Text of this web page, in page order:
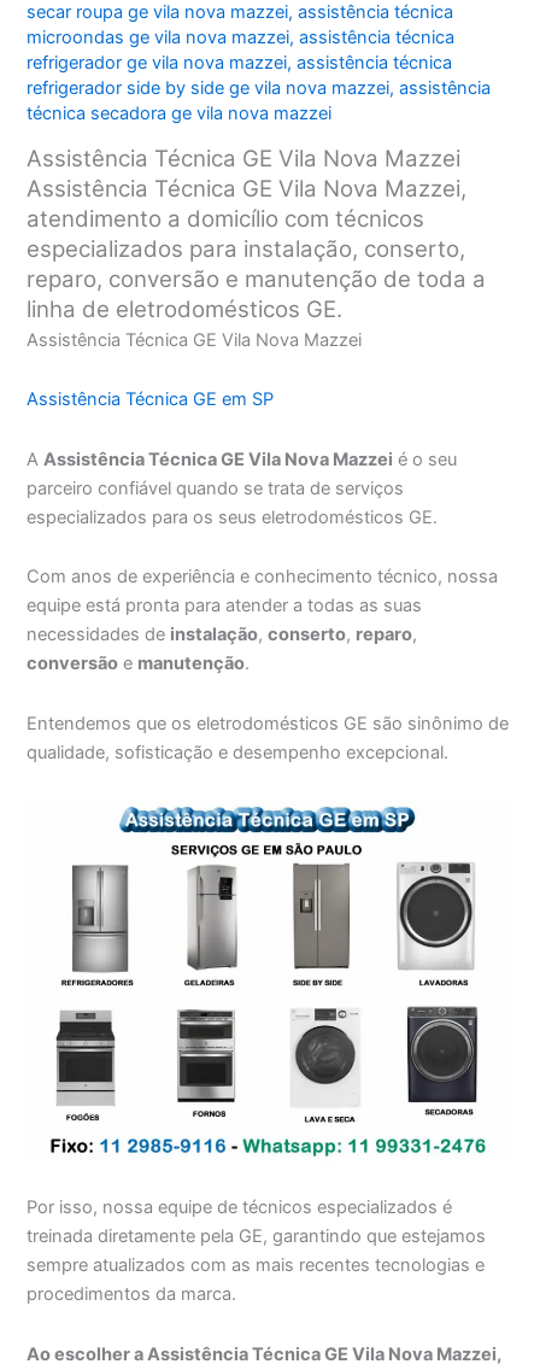
secar roupa ge vila nova mazzei,assistência técnica
microondas ge vila nova mazzei,assistência técnica
refrigerador ge vila nova mazzei,assistência técnica
refrigerador side by side ge vila nova mazzei,assistência
técnica secadora ge vila nova mazzei
Assistência Técnica GE Vila Nova Mazzei
Assistência Técnica GE Vila Nova Mazzei,
atendimento a domicílio com técnicos
especializados para instalação, conserto,
reparo, conversão e manutenção de toda a
linha de eletrodomésticos GE.
Assistência Técnica GE Vila Nova Mazzei
Assistência Técnica GE em SP
AAssistência Técnica GE Vila Nova Mazzei é o seu
parceiro confiável quando se trata de serviços
especializados para os seus eletrodomésticos GE.
Com anos de experiência e conhecimento técnico, nossa
equipe está pronta para atender a todas as suas
necessidades de instalação,conserto, reparo,
conversão e manutenção.
Entendemos que os eletrodomésticos GE são sinônimo de
qualidade, sofisticação e desempenho excepcional.
Por isso, nossa equipe de técnicos especializados é
treinada diretamente pela GE, garantindo que estejamos
sempre atualizados com as mais recentes tecnologias e
procedimentos da marca.
Ao escolher a Assistência Técnica GE Vila Nova Mazzei,